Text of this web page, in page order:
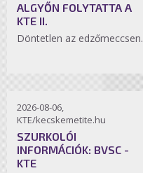
ALGYŐN FOLYTATTA A
KTE II.
Döntetlen az edzőmeccsen.
2026-08-06,
KTE/kecskemetite.hu
SZURKOLÓI
INFORMÁCIÓK: BVSC -
KTE